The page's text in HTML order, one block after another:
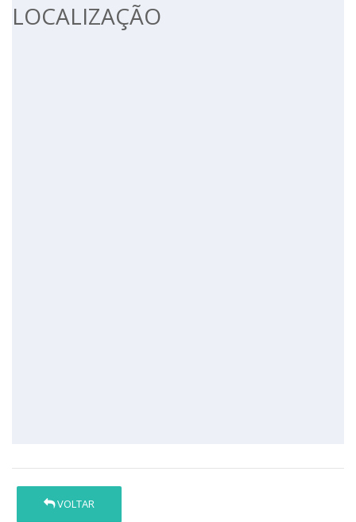
LOCALIZAÇÃO
VOLTAR